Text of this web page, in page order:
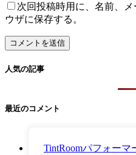
次回投稿時用に、名前、
ウザに保存する。
人気の記事
最近のコメント
TintRoomパフォーマ